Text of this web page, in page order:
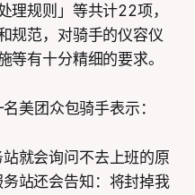
理规则」等共计22项，
规范，对骑手的仪容仪
等有十分精细的要求。
美团众包骑手表示：
就会询问不去上班的原
站还会告知：将封掉我